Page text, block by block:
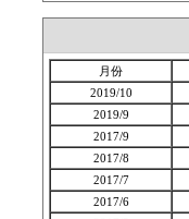
月份
2019/10
2019/9
2017/9
2017/8
2017/7
2017/6